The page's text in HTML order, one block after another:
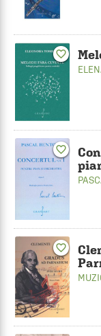
favorite_border
favorite_border
favorite_border